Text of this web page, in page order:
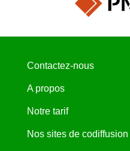
Contactez-nous
A propos
Notre tarif
Nos sites de codiffusion